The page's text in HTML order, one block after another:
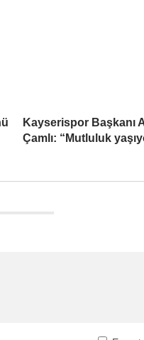
Kayserispor Başkanı
Çamlı: “Mutluluk